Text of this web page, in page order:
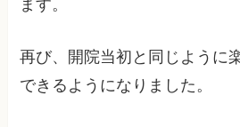
ます。
再び、開院当初と同じように
できるようになりました。